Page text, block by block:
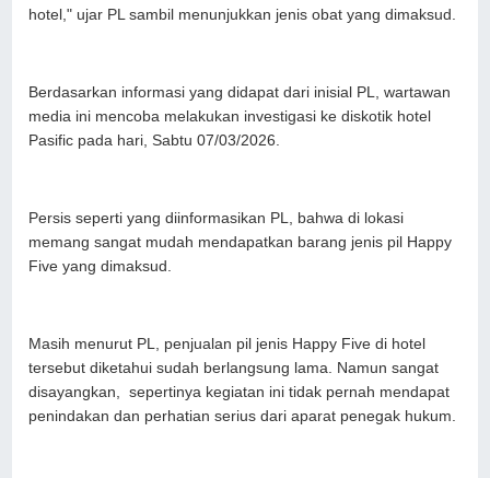
hotel," ujar PL sambil menunjukkan jenis obat yang dimaksud.
Berdasarkan informasi yang didapat dari inisial PL, wartawan
media ini mencoba melakukan investigasi ke diskotik hotel
Pasific pada hari, Sabtu 07/03/2026.
Persis seperti yang diinformasikan PL, bahwa di lokasi
memang sangat mudah mendapatkan barang jenis pil Happy
Five yang dimaksud.
Masih menurut PL, penjualan pil jenis Happy Five di hotel
tersebut diketahui sudah berlangsung lama. Namun sangat
disayangkan, sepertinya kegiatan ini tidak pernah mendapat
penindakan dan perhatian serius dari aparat penegak hukum.